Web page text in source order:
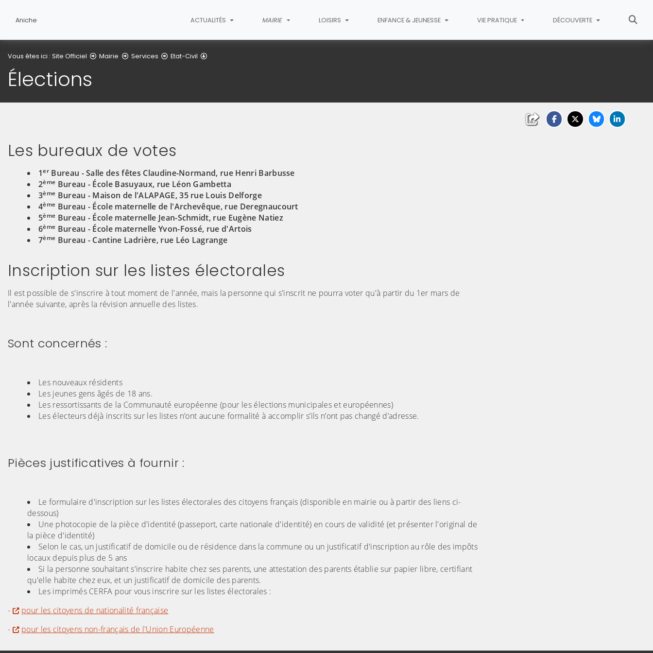
Aniche ACTUALITÉS MAIRIE LOISIRS ENFANCE & JEUNESSE VIE PRATIQUE DÉCOUVERTE
Vous êtes ici : Site Officiel Mairie Services Etat-Civil
Élections
Les bureaux de votes
1erBureau - Salle des fêtes Claudine-Normand, rue Henri Barbusse
2ème Bureau - École Basuyaux, rue Léon Gambetta
3ème Bureau - Maison de l'ALAPAGE, 35 rue Louis Delforge
4ème Bureau - École maternelle de l'Archevêque, rue Deregnaucourt
5ème Bureau - École maternelle Jean-Schmidt, rue Eugène Natiez
6ème Bureau - École maternelle Yvon-Fossé, rue d'Artois
7ème Bureau - Cantine Ladrière, rue Léo Lagrange
Inscription sur les listes électorales
Il est possible de s'inscrire à tout moment de l'année, mais la personne qui s'inscrit ne pourra voter qu'à partir du 1er mars de
l'année suivante, après la révision annuelle des listes.
Sont concernés :
Les nouveaux résidents
Les jeunes gens âgés de 18 ans.
Les ressortissants de la Communauté européenne (pour les élections municipales et européennes)
Les électeurs déjà inscrits sur les listes n’ont aucune formalité à accomplir s’ils n’ont pas changé d’adresse.
Pièces justificatives à fournir :
Le formulaire d'inscription sur les listes électorales des citoyens français (disponible en mairie ou à partir des liens ci-
dessous)
Une photocopie de la pièce d'identité (passeport, carte nationale d'identité) en cours de validité (et présenter l'original de
la pièce d'identité)
Selon le cas, un justificatif de domicile ou de résidence dans la commune ou un justificatif d'inscription au rôle des impôts
locaux depuis plus de 5 ans
Si la personne souhaitant s'inscrire habite chez ses parents, une attestation des parents établie sur papier libre, certifiant
qu'elle habite chez eux, et un justificatif de domicile des parents.
Les imprimés CERFA pour vous inscrire sur les listes électorales :
-
pour les citoyens de nationalité française
-
pour les citoyens non-français de l'Union Européenne